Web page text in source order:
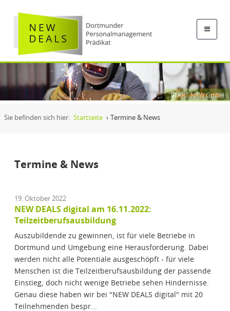
START NRW GmbH
Sie befinden sich hier: Startseite › Termine & News
Termine & News
19. Oktober 2022
NEW DEALS digital am 16.11.2022:
Teilzeitberufsausbildung
Auszubildende zu gewinnen, ist für viele Betriebe in
Dortmund und Umgebung eine Herausforderung. Dabei
werden nicht alle Potentiale ausgeschöpft - für viele
Menschen ist die Teilzeitberufsausbildung der passende
Einstieg, doch nicht wenige Betriebe sehen Hindernisse.
Genau diese haben wir bei "NEW DEALS digital" mit 20
Teilnehmenden bespr...